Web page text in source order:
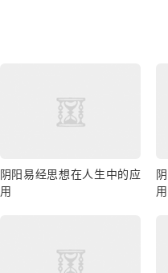
阴阳易经思想在人生中的应
用
用